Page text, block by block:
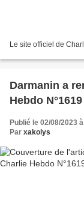
Le site officiel de
Darmanin a
Hebdo
Publié le 02/08/2023
Par xakolys